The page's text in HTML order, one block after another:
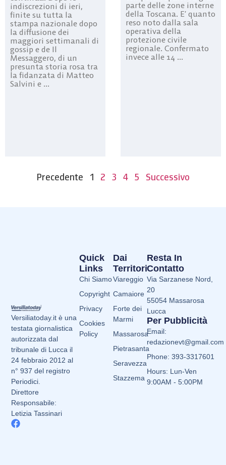
indiscrezioni di ieri,
finite su tutta la
stampa nazionale dopo
la diffusione dei
maggiori settimanali di
gossip e de Il
Messaggero, di un
presunta storia rosa tra
la fidanzata di Matteo
Salvini e ...
parte delle zone interne
della Toscana. E’ quanto
reso noto dalla sala
operativa della
protezione civile
regionale. Confermato
invece alle 14 ...
Precedente 1 2 3 4 5 Successivo
Versiliatoday.it è una
testata giornalistica
autorizzata dal
tribunale di Lucca il
24 febbraio 2012 al
n° 937 del registro
Periodici.
Direttore
Responsabile:
Letizia Tassinari
Dai
Territori
Viareggio
Camaiore
Forte dei
Marmi
Massarosa
Pietrasanta
Seravezza
Stazzema
Quick
Links
Chi Siamo
Copyright
Privacy
Cookies
Policy
Resta In
Contatto
Via Sarzanese Nord,
20
55054 Massarosa
Lucca
Per Pubblicità
Email:
redazionevt@gmail.com
Phone: 393-3317601
Hours: Lun-Ven
9:00AM - 5:00PM